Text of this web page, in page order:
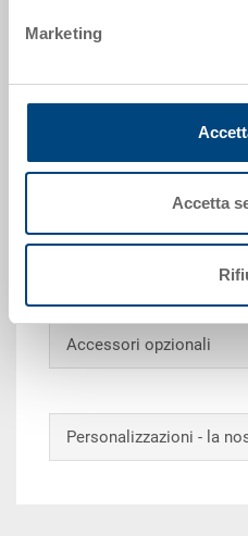
Marketing
Accetta
Contenitore NESCO, PP,
interno in basso 313x232
mm, altezza da inserito 80
conchiglia, senza
Accessori opzionali
Personalizzazioni - la